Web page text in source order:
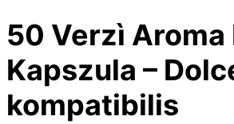
50 Verzì Aroma
Kapszula –
kompatibilis